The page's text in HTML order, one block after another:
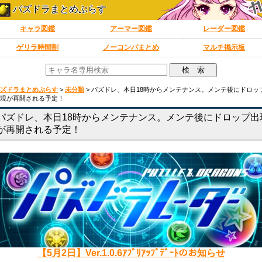
パズドラまとめぷらす
キャラ図鑑 アーマー図鑑 レーダー図鑑
ゲリラ時間割 ノーコンパまとめ マルチ掲示板
ドラまとめぷらす > 未分類 > パズドレ、本日18時からメンテナンス。メンテ後にドロッ
が再開される予定！
ズドレ、本日18時からメンテナンス。メンテ後にドロップ出
再開される予定！
【5月2日】Ver.1.0.6ｱﾌﾟﾘｱｯﾌﾟﾃﾞｰﾄのお知らせ